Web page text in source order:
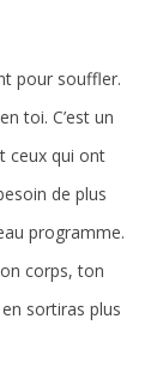
pour souffler.
toi. C’est un
ceux qui ont
de plus
programme.
corps, ton
sortiras plus